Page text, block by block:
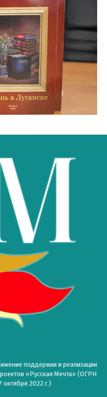
поддержки и реализации
«Русская Мечта» (ОГРН
октября 2022 г.)